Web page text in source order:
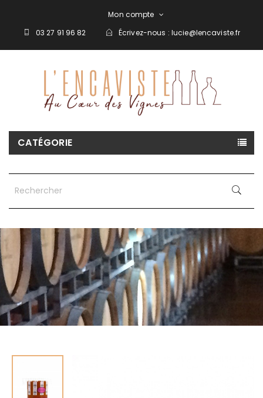
Mon compte
03 27 91 96 82
Écrivez-nous : lucie@lencaviste.fr
CATÉGORIE